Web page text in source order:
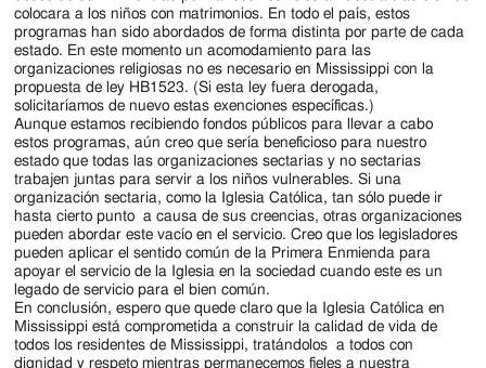
colocara a los niños con matrimonios. En todo el país, estos
programas han sido abordados de forma distinta por parte de cada
estado. En este momento un acomodamiento para las
organizaciones religiosas no es necesario en Mississippi con la
propuesta de ley HB1523. (Si esta ley fuera derogada,
solicitaríamos de nuevo estas exenciones específicas.)
Aunque estamos recibiendo fondos públicos para llevar a cabo
estos programas, aún creo que sería beneficioso para nuestro
estado que todas las organizaciones sectarias y no sectarias
trabajen juntas para servir a los niños vulnerables. Si una
organización sectaria, como la Iglesia Católica, tan sólo puede ir
hasta cierto punto a causa de sus creencias, otras organizaciones
pueden abordar este vacío en el servicio. Creo que los legisladores
pueden aplicar el sentido común de la Primera Enmienda para
apoyar el servicio de la Iglesia en la sociedad cuando este es un
legado de servicio para el bien común.
En conclusión, espero que quede claro que la Iglesia Católica en
Mississippi está comprometida a construir la calidad de vida de
todos los residentes de Mississippi, tratándolos a todos con
dignidad y respeto mientras permanecemos fieles a nuestra